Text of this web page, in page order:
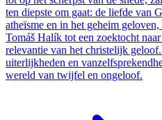
ten diepste om gaat: de liefde van
atheïsme en in het geheim
Tomáš Halík tot een zoektocht
relevantie van het christelijk
uiterlijkheden en
wereld van twijfel en ongeloof.